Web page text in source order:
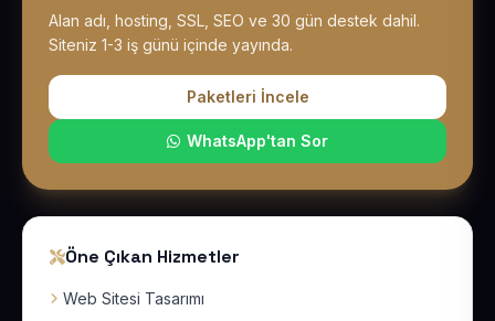
Alan adı, hosting, SSL, SEO ve 30 gün destek dahil.
Siteniz 1-3 iş günü içinde yayında.
Paketleri İncele
WhatsApp'tan Sor
Öne Çıkan Hizmetler
Web Sitesi Tasarımı